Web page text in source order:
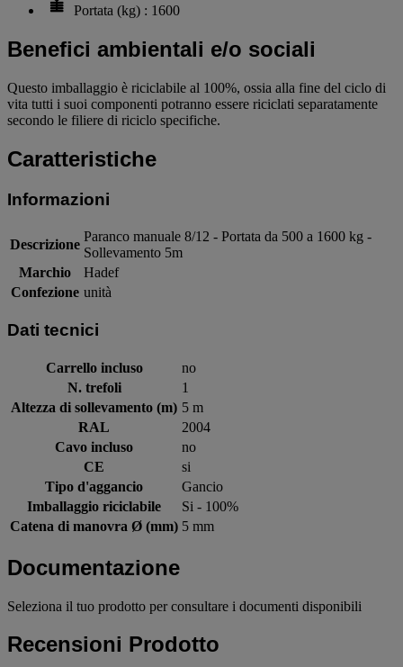
Portata (kg) : 1600
Benefici ambientali e/o sociali
Questo imballaggio è riciclabile al 100%, ossia alla fine del ciclo di
vita tutti i suoi componenti potranno essere riciclati separatamente
secondo le filiere di riciclo specifiche.
Caratteristiche
Informazioni
Descrizione
Paranco manuale 8/12 - Portata da 500 a 1600 kg -
Sollevamento 5m
Marchio
Hadef
Confezione unità
Dati tecnici
Carrello incluso
no
N. trefoli
1
Altezza di sollevamento (m) 5 m
RAL
2004
Cavo incluso
no
CE
si
Tipo d'aggancio
Gancio
Imballaggio riciclabile
Si - 100%
Catena di manovra Ø (mm) 5 mm
Documentazione
Seleziona il tuo prodotto per consultare i documenti disponibili
Recensioni Prodotto